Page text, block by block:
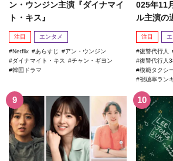
ン・ウンジン主演『ダイナマイ
ト・キス』
注目 エンタメ
Netflix あらすじ
アン・ウンジン
ダイナマイト・キス
チャン・ギヨン
韓国ドラマ
025年11
ル主演の
記録を更
注目
復讐代行人
復讐代行人
模範タクシ
視聴率ラン